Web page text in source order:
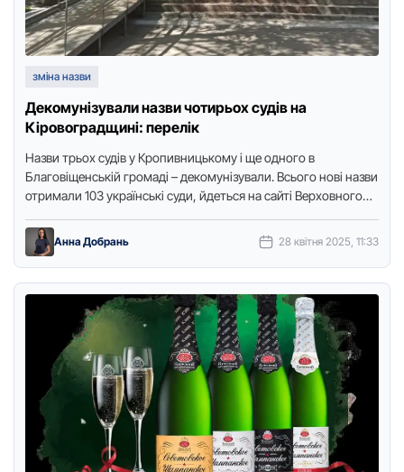
зміна назви
Декомунізували назви чотирьох судів на
Кіровоградщині: перелік
Назви трьох судів у Кропивницькому і ще одного в
Благовіщенській громаді – декомунізували. Всього нові назви
отримали 103 українські суди, йдеться на сайті Верховного
Анна Добрань 28 квітня 2025, 11:33